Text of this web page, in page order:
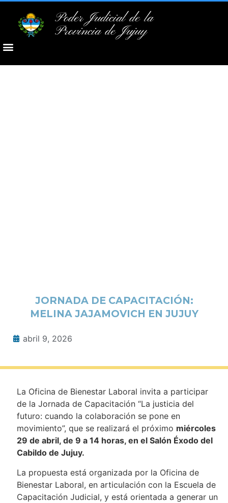
Poder Judicial de la
Provincia de Jujuy
JORNADA DE CAPACITACIÓN:
MELINA JAJAMOVICH EN JUJUY
abril 9, 2026
La Oficina de Bienestar Laboral invita a participar
de la Jornada de Capacitación “La justicia del
futuro: cuando la colaboración se pone en
movimiento”, que se realizará el próximo miércoles
29 de abril, de 9 a 14 horas, en el Salón Éxodo del
Cabildo de Jujuy.
La propuesta está organizada por la Oficina de
Bienestar Laboral, en articulación con la Escuela de
Capacitación Judicial, y está orientada a generar un